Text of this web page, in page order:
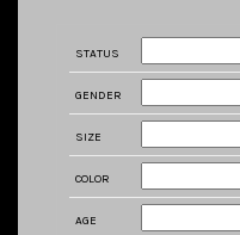
STATUS
GENDER
SIZE
COLOR
AGE